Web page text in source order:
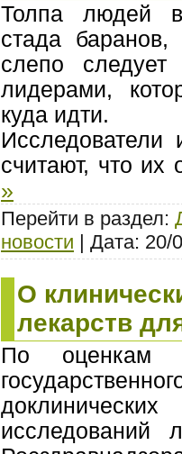
Толпа людей
стада
слепо
лидерами,
куда идти.
Исследователи
считают, что их
»
Перейти в раздел:
новости | Дата: 20/
О
лекарств
По оценкам
исследований